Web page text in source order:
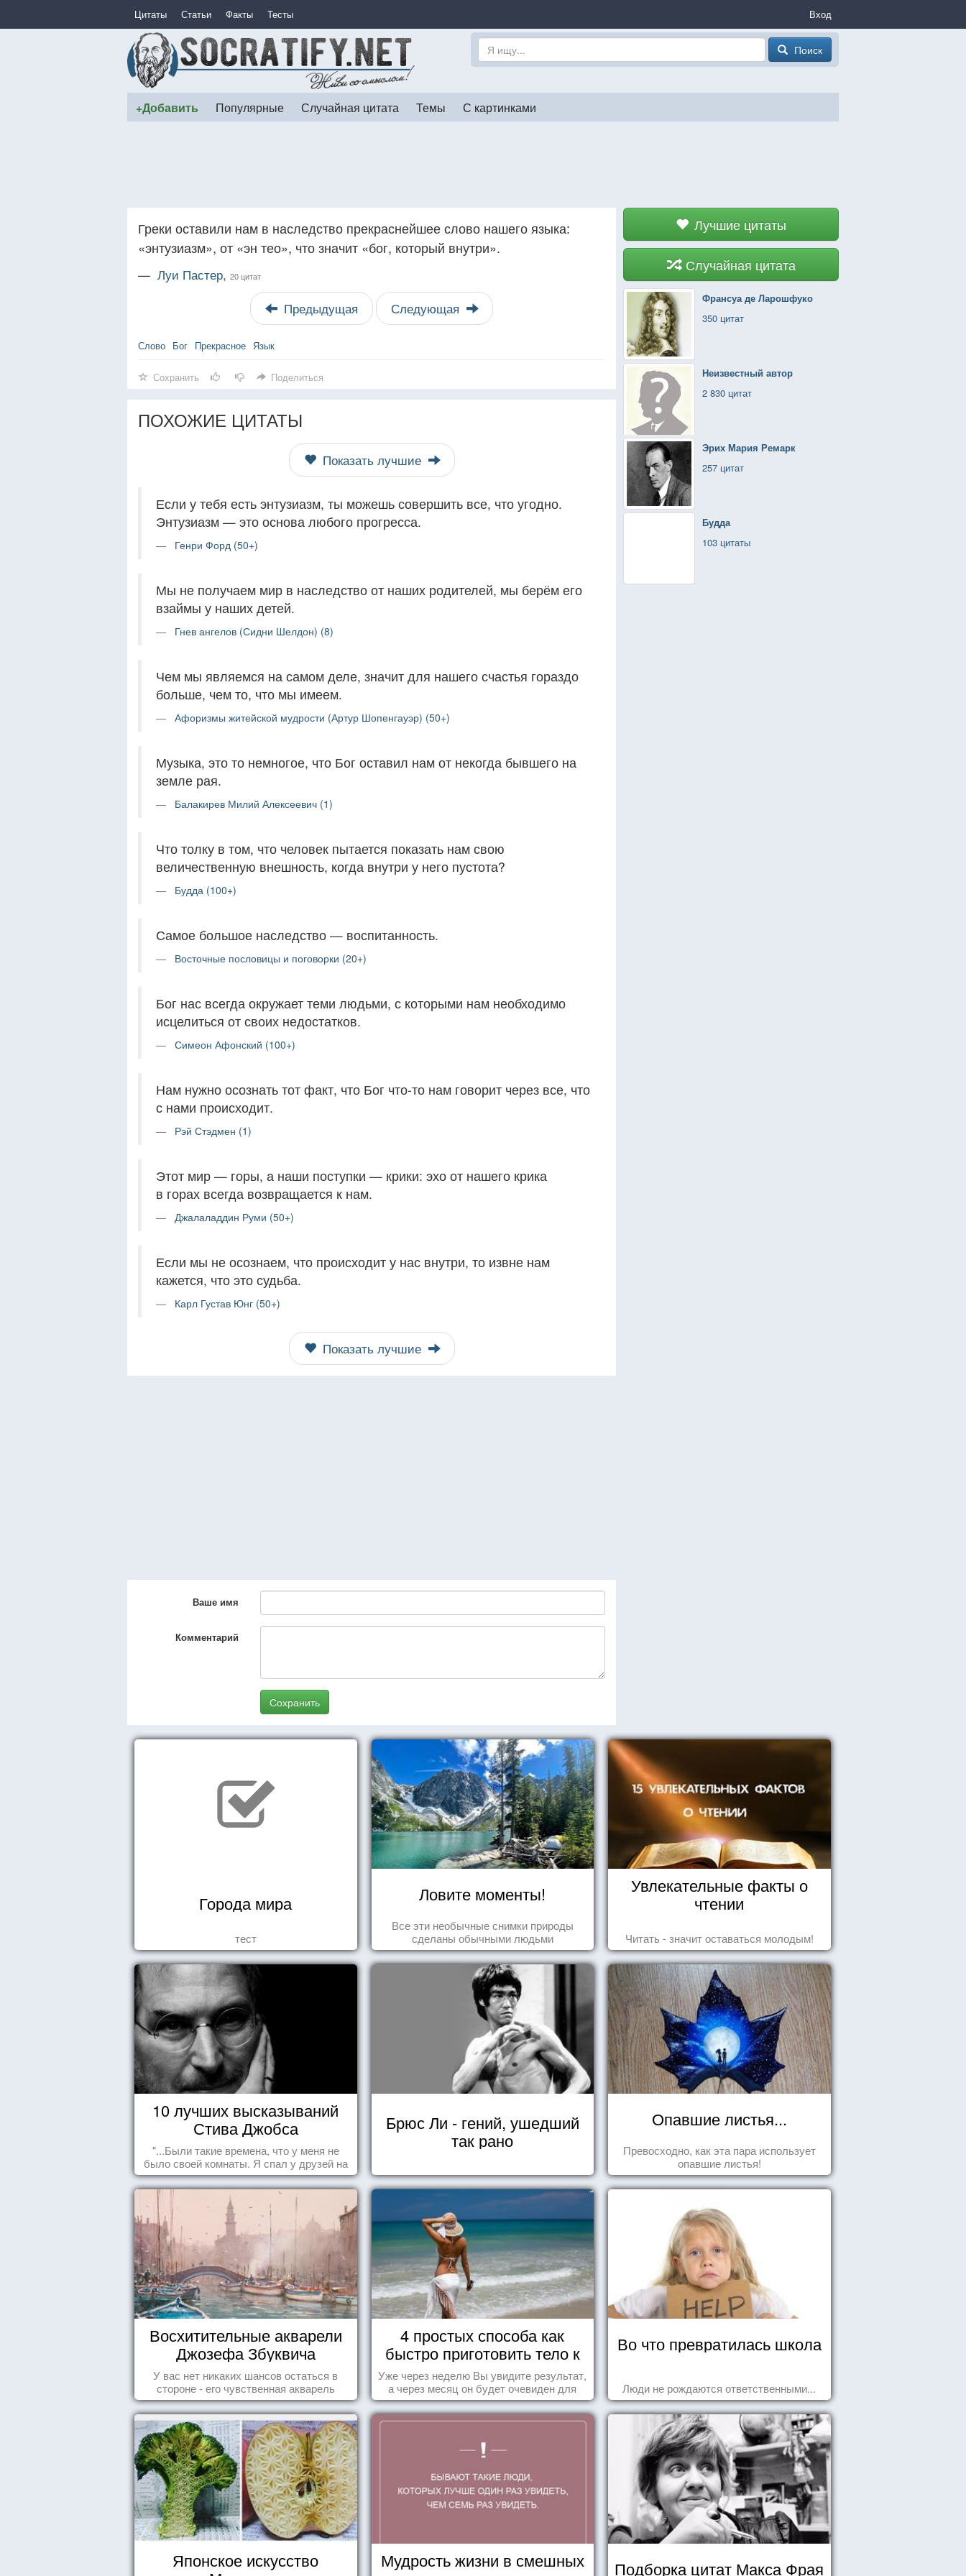
Цитаты Статьи Факты Тесты Вход
Поиск
+Добавить Популярные Случайная цитата Темы С картинками
Лучшие цитаты
Случайная цитата
Франсуа де Ларошфуко
350 цитат
Неизвестный автор
2 830 цитат
Эрих Мария Ремарк
257 цитат
Будда
103 цитаты
Греки оставили нам в наследство прекраснейшее слово нашего языка:
«энтузиазм», от «эн тео», что значит «бог, который внутри».
— Луи Пастер, 20 цитат
Предыдущая Следующая
Слово Бог Прекрасное Язык
Сохранить Поделиться
ПОХОЖИЕ ЦИТАТЫ
Показать лучшие
Если у тебя есть энтузиазм, ты можешь совершить все, что угодно.
Энтузиазм — это основа любого прогресса.
Генри Форд (50+)
Мы не получаем мир в наследство от наших родителей, мы берём его
взаймы у наших детей.
Гнев ангелов (Сидни Шелдон) (8)
Чем мы являемся на самом деле, значит для нашего счастья гораздо
больше, чем то, что мы имеем.
Афоризмы житейской мудрости (Артур Шопенгауэр) (50+)
Музыка, это то немногое, что Бог оставил нам от некогда бывшего на
земле рая.
Балакирев Милий Алексеевич (1)
Что толку в том, что человек пытается показать нам свою
величественную внешность, когда внутри у него пустота?
Будда (100+)
Самое большое наследство — воспитанность.
Восточные пословицы и поговорки (20+)
Бог нас всегда окружает теми людьми, с которыми нам необходимо
исцелиться от своих недостатков.
Симеон Афонский (100+)
Нам нужно осознать тот факт, что Бог что-то нам говорит через все, что
с нами происходит.
Рэй Стэдмен (1)
Этот мир — горы, а наши поступки — крики: эхо от нашего крика
в горах всегда возвращается к нам.
Джалаладдин Руми (50+)
Если мы не осознаем, что происходит у нас внутри, то извне нам
кажется, что это судьба.
Карл Густав Юнг (50+)
Показать лучшие
Ваше имя
Комментарий
Сохранить
Города мира
тест
Ловите моменты!
Все эти необычные снимки природы
сделаны обычными людьми
Увлекательные факты о
чтении
Читать - значит оставаться молодым!
10 лучших высказываний
Стива Джобса
"...Были такие времена, что у меня не
было своей комнаты. Я спал у друзей на
полу, а для того, чтобы купить еды -
сдавал бутылки из под кока-колы"
Брюс Ли - гений, ушедший
так рано
Опавшие листья...
Превосходно, как эта пара использует
опавшие листья!
Восхитительные акварели
Джозефа Збуквича
У вас нет никаких шансов остаться в
стороне - его чувственная акварель
покорила жителей всего мира.
4 простых способа как
быстро приготовить тело к
морю
Уже через неделю Вы увидите результат,
а через месяц он будет очевиден для
всех!
Во что превратилась школа
Люди не рождаются ответственными...
Японское искусство
Мудрость жизни в смешных
Подборка цитат Макса Фрая